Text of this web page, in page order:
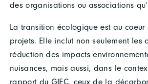
des organisations ou associations
La transition écologique est au
projets. Elle inclut non seulement les
réduction des impacts
nuisances, mais aussi, dans le
rapport du GIEC, ceux de la